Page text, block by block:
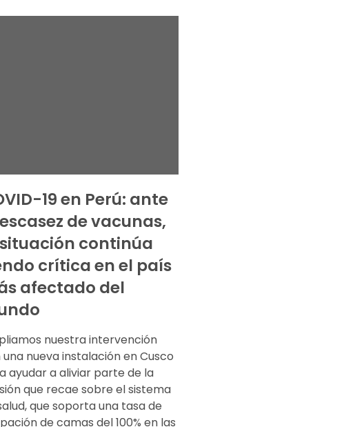
19 en Perú: ante
de vacunas,
continúa
crítica en el país
afectado del
nuestra intervención
nueva instalación en Cusco
ayudar a aliviar parte de la
que recae sobre el sistema
que soporta una tasa de
de camas del 100% en las